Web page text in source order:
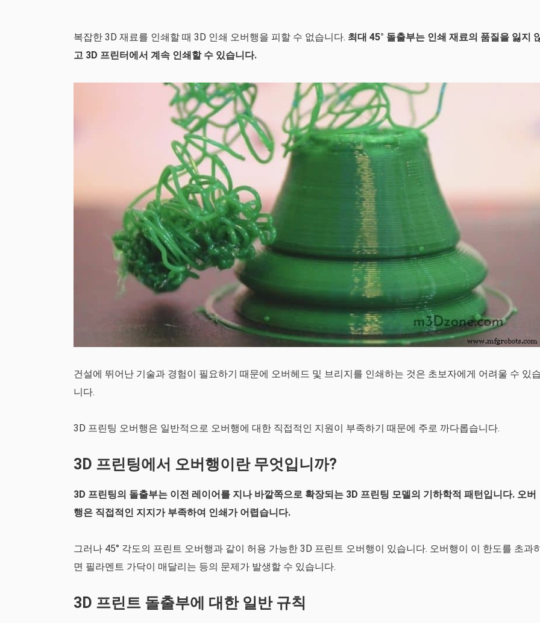
복잡한 3D 재료를 인쇄할 때 3D 인쇄 오버행을 피할 수 없습니다. 최대 45° 돌출부는 인쇄 재료의 품질을 잃지
고 3D 프린터에서 계속 인쇄할 수 있습니다.
건설에 뛰어난 기술과 경험이 필요하기 때문에 오버헤드 및 브리지를 인쇄하는 것은 초보자에게 어려울 수 있
니다.
3D 프린팅 오버행은 일반적으로 오버행에 대한 직접적인 지원이 부족하기 때문에 주로 까다롭습니다.
3D 프린팅에서 오버행이란 무엇입니까?
3D 프린팅의 돌출부는 이전 레이어를 지나 바깥쪽으로 확장되는 3D 프린팅 모델의 기하학적 패턴입니다. 오버
행은 직접적인 지지가 부족하여 인쇄가 어렵습니다.
그러나 45° 각도의 프린트 오버행과 같이 허용 가능한 3D 프린트 오버행이 있습니다. 오버행이 이 한도를 초과
면 필라멘트 가닥이 매달리는 등의 문제가 발생할 수 있습니다.
3D 프린트 돌출부에 대한 일반 규칙